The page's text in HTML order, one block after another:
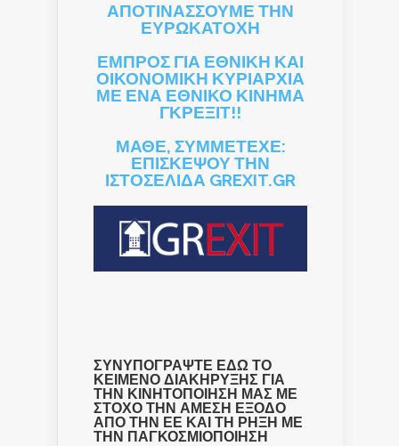
ΑΠΟΤΙΝΑΣΣΟΥΜΕ ΤΗΝ
ΕΥΡΩΚΑΤΟΧΗ
ΕΜΠΡΟΣ ΓΙΑ ΕΘΝΙΚΗ ΚΑΙ
ΟΙΚΟΝΟΜΙΚΗ ΚΥΡΙΑΡΧΙΑ
ΜΕ ΕΝΑ ΕΘΝΙΚΟ ΚΙΝΗΜΑ
ΓΚΡΕΞΙΤ!!
ΜΑΘΕ, ΣΥΜΜΕΤΕΧΕ:
ΕΠΙΣΚΕΨΟΥ ΤΗΝ
ΙΣΤΟΣΕΛΙΔΑ GREXIT.GR
ΣΥΝΥΠΟΓΡΑΨΤΕ ΕΔΩ ΤΟ
ΚΕΙΜΕΝΟ ΔΙΑΚΗΡΥΞΗΣ ΓΙΑ
ΤΗΝ ΚΙΝΗΤΟΠΟΙΗΣΗ ΜΑΣ ΜΕ
ΣΤΟΧΟ ΤΗΝ ΑΜΕΣΗ ΕΞΟΔΟ
ΑΠΟ ΤΗΝ ΕΕ ΚΑΙ ΤΗ ΡΗΞΗ ΜΕ
ΤΗΝ ΠΑΓΚΟΣΜΙΟΠΟΙΗΣΗ